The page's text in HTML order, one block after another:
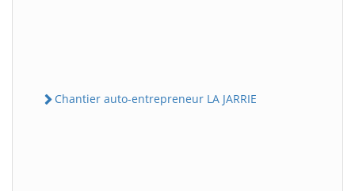
Chantier auto-entrepreneur LA JARRIE